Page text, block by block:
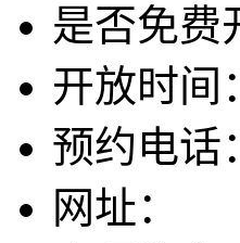
是否免费
开放时间
预约电话
网址：